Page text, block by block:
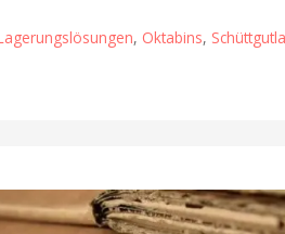
, Oktabins,